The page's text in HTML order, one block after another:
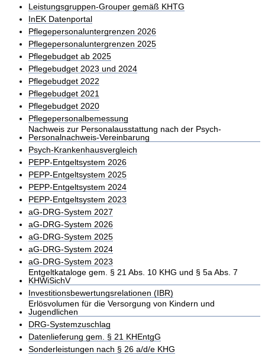
Leistungsgruppen-Grouper gemäß KHTG
InEK Datenportal
Pflegepersonaluntergrenzen 2026
Pflegepersonaluntergrenzen 2025
Pflegebudget ab 2025
Pflegebudget 2023 und 2024
Pflegebudget 2022
Pflegebudget 2021
Pflegebudget 2020
Pflegepersonalbemessung
Nachweis zur Personalausstattung nach der Psych-
Personalnachweis-Vereinbarung
Psych-Krankenhausvergleich
PEPP-Entgeltsystem 2026
PEPP-Entgeltsystem 2025
PEPP-Entgeltsystem 2024
PEPP-Entgeltsystem 2023
aG-DRG-System 2027
aG-DRG-System 2026
aG-DRG-System 2025
aG-DRG-System 2024
aG-DRG-System 2023
Entgeltkataloge gem. § 21 Abs. 10 KHG und § 5a Abs. 7
KHWiSichV
Investitionsbewertungsrelationen (IBR)
Erlösvolumen für die Versorgung von Kindern und
Jugendlichen
DRG-Systemzuschlag
Datenlieferung gem. § 21 KHEntgG
Sonderleistungen nach § 26 a/d/e KHG